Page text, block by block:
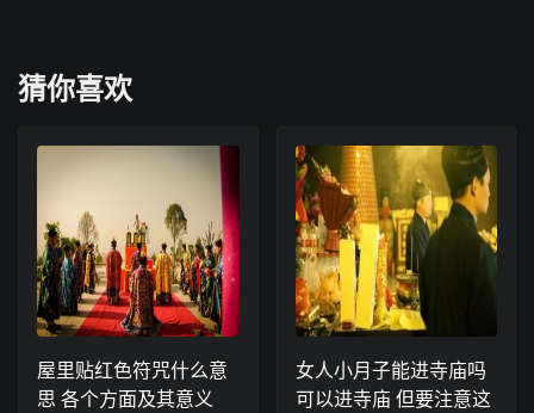
猜你喜欢
屋里贴红色符咒什么意
思 各个方面及其意义
女人小月子能进寺庙吗
可以进寺庙 但要注意这